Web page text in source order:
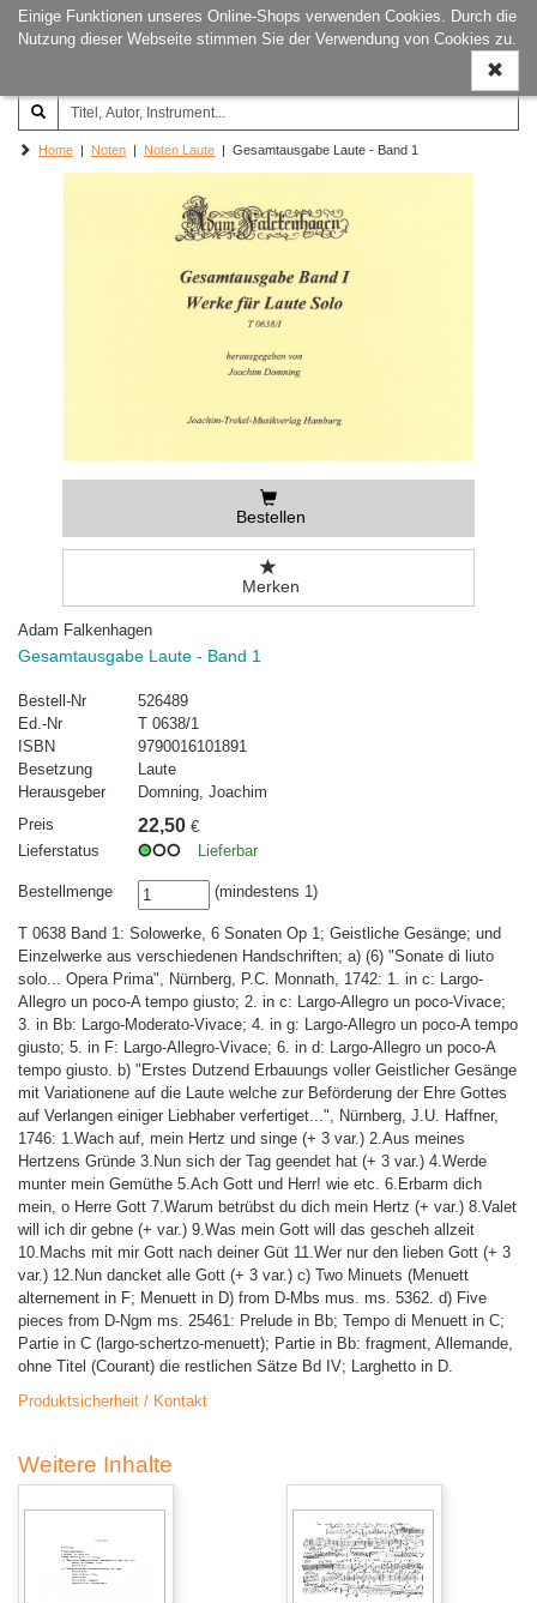
Einige Funktionen unseres Online-Shops verwenden Cookies. Durch die
Nutzung dieser Webseite stimmen Sie der Verwendung von Cookies zu.
ein-/
Joachim‐Trekel‐Musikverlag,
Hamburg
Home | Noten | Noten Laute | Gesamtausgabe Laute - Band 1
Bestellen
Merken
Adam Falkenhagen
Gesamtausgabe Laute - Band 1
Bestell-Nr
526489
Ed.-Nr
T 0638/1
ISBN
9790016101891
Besetzung
Laute
Herausgeber
Domning, Joachim
Preis
22,50 €
Lieferstatus
Lieferbar
Bestellmenge (mindestens 1)
T 0638 Band 1: Solowerke, 6 Sonaten Op 1; Geistliche Gesänge; und
Einzelwerke aus verschiedenen Handschriften; a) (6) "Sonate di liuto
solo... Opera Prima", Nürnberg, P.C. Monnath, 1742: 1. in c: Largo-
Allegro un poco-A tempo giusto; 2. in c: Largo-Allegro un poco-Vivace;
3. in Bb: Largo-Moderato-Vivace; 4. in g: Largo-Allegro un poco-A tempo
giusto; 5. in F: Largo-Allegro-Vivace; 6. in d: Largo-Allegro un poco-A
tempo giusto. b) "Erstes Dutzend Erbauungs voller Geistlicher Gesänge
mit Variationene auf die Laute welche zur Beförderung der Ehre Gottes
auf Verlangen einiger Liebhaber verfertiget...", Nürnberg, J.U. Haffner,
1746: 1.Wach auf, mein Hertz und singe (+ 3 var.) 2.Aus meines
Hertzens Gründe 3.Nun sich der Tag geendet hat (+ 3 var.) 4.Werde
munter mein Gemüthe 5.Ach Gott und Herr! wie etc. 6.Erbarm dich
mein, o Herre Gott 7.Warum betrübst du dich mein Hertz (+ var.) 8.Valet
will ich dir gebne (+ var.) 9.Was mein Gott will das gescheh allzeit
10.Machs mit mir Gott nach deiner Güt 11.Wer nur den lieben Gott (+ 3
var.) 12.Nun dancket alle Gott (+ 3 var.) c) Two Minuets (Menuett
alternement in F; Menuett in D) from D-Mbs mus. ms. 5362. d) Five
pieces from D-Ngm ms. 25461: Prelude in Bb; Tempo di Menuett in C;
Partie in C (largo-schertzo-menuett); Partie in Bb: fragment, Allemande,
ohne Titel (Courant) die restlichen Sätze Bd IV; Larghetto in D.
Produktsicherheit / Kontakt
Weitere Inhalte